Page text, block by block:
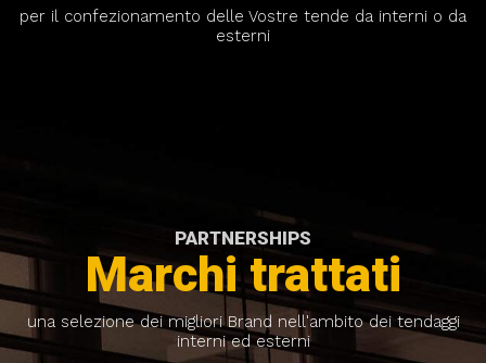
per il confezionamento delle Vostre tende da interni o da
esterni
PARTNERSHIPS
Marchi trattati
una selezione dei migliori Brand nell'ambito dei tendaggi
interni ed esterni